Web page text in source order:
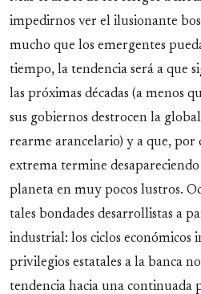
impedirnos ver el ilusionante
mucho que los emergentes
tiempo, la tendencia será a que
las próximas décadas (a menos
sus gobiernos destrocen la
rearme arancelario) y a que, por
extrema termine
planeta en muy pocos lustros.
tales bondades desarrollistas a
industrial: los ciclos económicos
privilegios estatales a la banca
tendencia hacia una continuada